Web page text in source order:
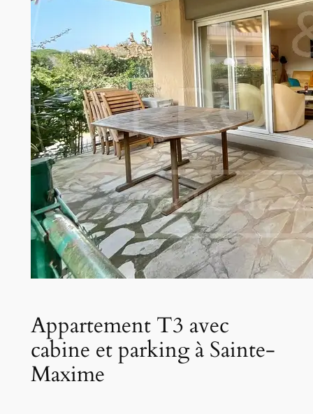
Appartement T3 avec
cabine et parking à Sainte-
Maxime